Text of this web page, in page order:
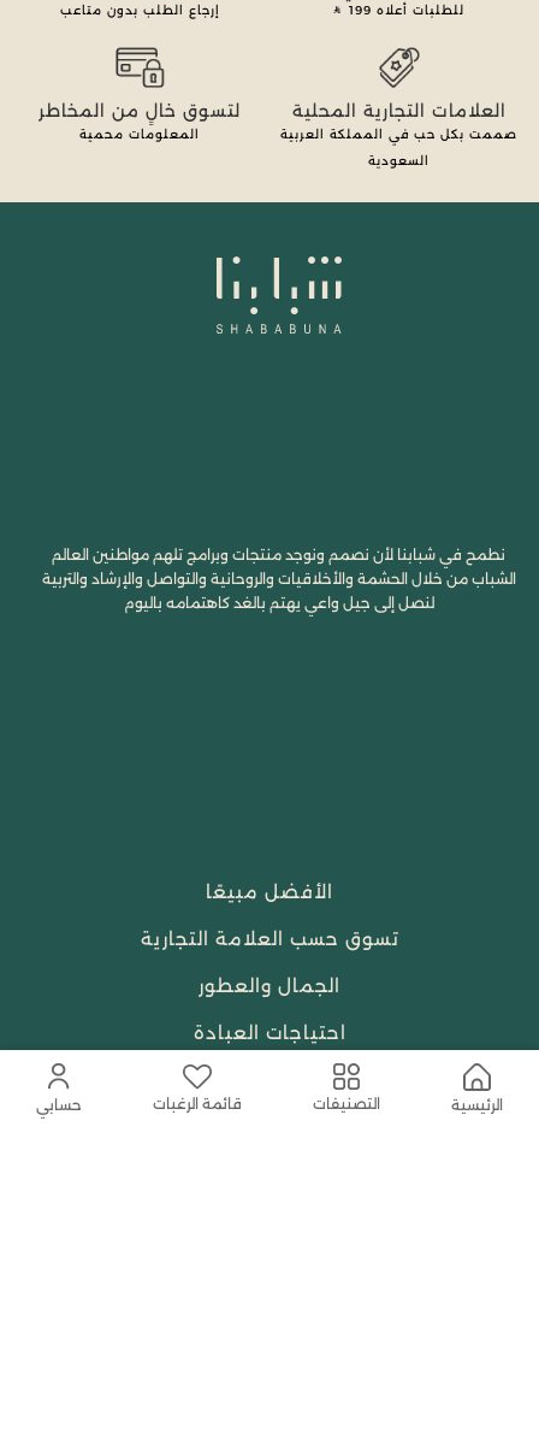
الرئيسية التصنيفات قائمة الرغبات حسابي
للطلبات أعلاه 199 إرجاع الطلب بدون متاعب
العلامات التجارية المحلية
صممت بكل حب في المملكة العربية
السعودية
لتسوق خالٍ من المخاطر
المعلومات محمية
نطمح في شبابنا لأن نصمم ونوجد منتجات وبرامج تلهم مواطنين العالم
الشباب من خلال الحشمة والأخلاقيات والروحانية والتواصل والإرشاد والتربية
لنصل إلى جيل واعي يهتم بالغد كاهتمامه باليوم
الأفضل مبيعًا
تسوق حسب العلامة التجارية
الجمال والعطور
احتياجات العبادة